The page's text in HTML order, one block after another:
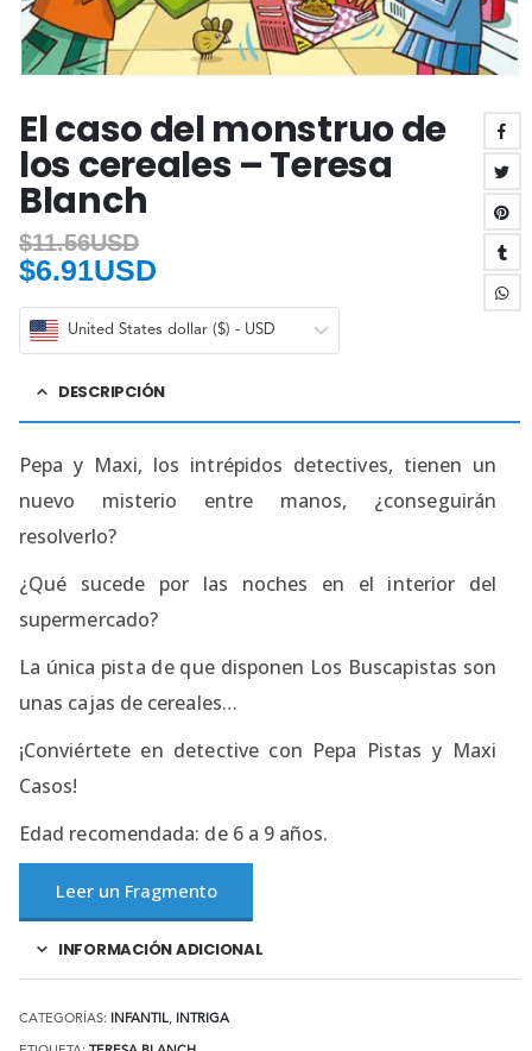
El caso del monstruo de
los cereales – Teresa
Blanch
$11.56USD
$6.91USD
United States dollar ($) - USD
DESCRIPCIÓN
Pepa y Maxi, los intrépidos detectives, tienen un
nuevo misterio entre manos, ¿conseguirán
resolverlo?
¿Qué sucede por las noches en el interior del
supermercado?
La única pista de que disponen Los Buscapistas son
unas cajas de cereales…
¡Conviértete en detective con Pepa Pistas y Maxi
Casos!
Edad recomendada: de 6 a 9 años.
Leer un Fragmento
INFORMACIÓN ADICIONAL
CATEGORÍAS: INFANTIL, INTRIGA